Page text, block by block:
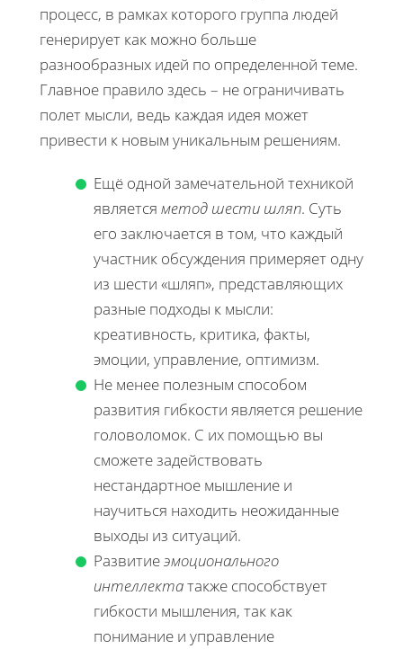
процесс, в рамках которого группа людей
генерирует как можно больше
разнообразных идей по определенной теме.
Главное правило здесь – не ограничивать
полет мысли, ведь каждая идея может
привести к новым уникальным решениям.
Ещё одной замечательной техникой
является метод шести шляп. Суть
его заключается в том, что каждый
участник обсуждения примеряет одну
из шести «шляп», представляющих
разные подходы к мысли:
креативность, критика, факты,
эмоции, управление, оптимизм.
Не менее полезным способом
развития гибкости является решение
головоломок. С их помощью вы
сможете задействовать
нестандартное мышление и
научиться находить неожиданные
выходы из ситуаций.
Развитиеэмоционального
интеллектатакже способствует
гибкости мышления, так как
понимание и управление